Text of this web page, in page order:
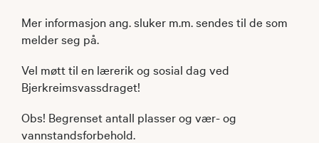
Mer informasjon ang. sluker m.m. sendes til de som
melder seg på.
Vel møtt til en lærerik og sosial dag ved
Bjerkreimsvassdraget!
Obs! Begrenset antall plasser og vær- og
vannstandsforbehold.